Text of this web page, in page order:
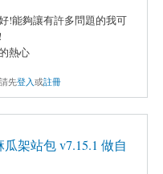
!能夠讓有許多問題的我可
熱心
先登入或註冊
架站包 v7.15.1 做自